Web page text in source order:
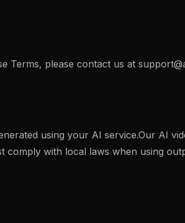
Terms, please contact us at
using your AI service.Our AI
comply with local laws when using